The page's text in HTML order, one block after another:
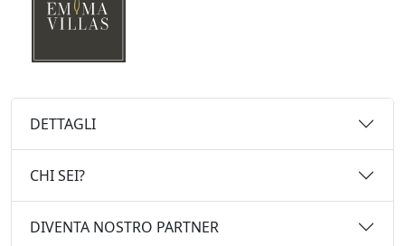
DETTAGLI
CHI SEI?
DIVENTA NOSTRO PARTNER